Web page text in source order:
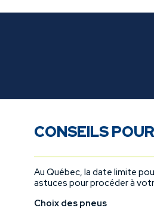
CONSEILS
Au Québec, la date limite
astuces pour procéder à
Choix des pneus